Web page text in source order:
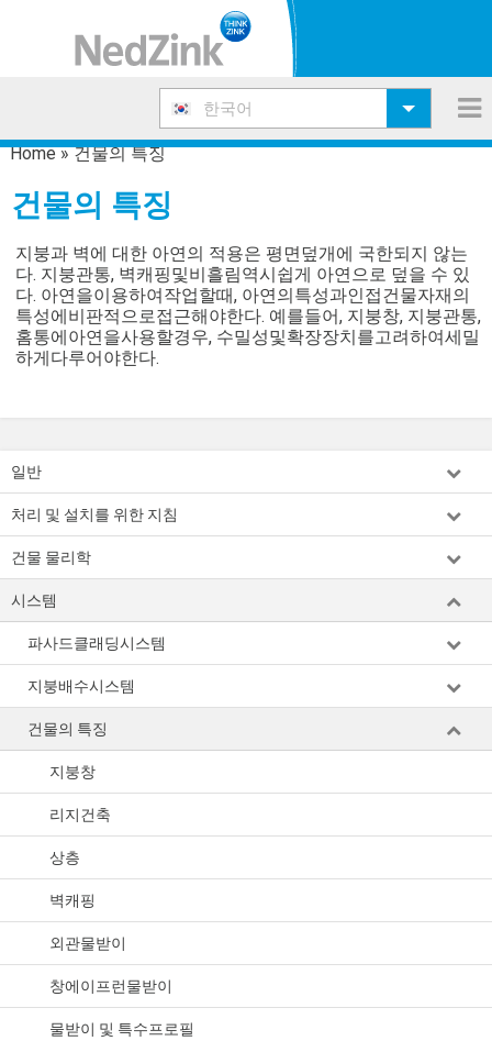
한국어
Home»건물의 특징
건물의 특징
지붕과 벽에 대한 아연의 적용은 평면덮개에 국한되지 않는
다. 지붕관통, 벽캐핑및비흘림역시쉽게 아연으로 덮을 수 있
다. 아연을이용하여작업할때, 아연의특성과인접건물자재의
특성에비판적으로접근해야한다. 예를들어, 지붕창, 지붕관통,
홈통에아연을사용할경우, 수밀성및확장장치를고려하여세밀
하게다루어야한다.
일반
처리 및 설치를 위한 지침
건물 물리학
시스템
파사드클래딩시스템
지붕배수시스템
건물의 특징
지붕창
리지건축
상층
벽캐핑
외관물받이
창에이프런물받이
물받이 및 특수프로필